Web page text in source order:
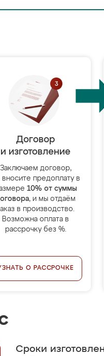
Договор
и изготовление
Заключаем договор,
вносите предоплату в
10% от суммы
, и мы отдаём
в производство.
Возможна оплата в
рассрочку без %.
О РАССРОЧКЕ
Сроки